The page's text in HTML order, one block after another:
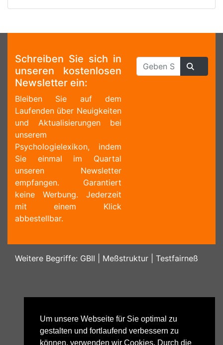
Um unsere Webseite für Sie optimal zu
gestalten und fortlaufend verbessern zu
können, verwenden wir Cookies. Durch die
Schreiben Sie sich in
unseren kostenlosen
Newsletter ein:
Bleiben Sie auf dem
Laufenden über Neuigkeiten
und Aktualisierungen bei
unserem
Psychologielexikon, indem
Sie einmal im Quartal
unseren Newsletter
empfangen. Garantiert
keine Werbung. Jederzeit
mit einem Klick
abbestellbar.
Weitere Begriffe: GBII Meßstruktur Testfairneß